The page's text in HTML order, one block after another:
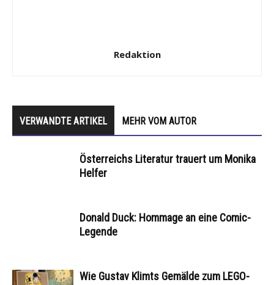
Redaktion
VERWANDTE ARTIKEL MEHR VOM AUTOR
Österreichs Literatur trauert um Monika
Helfer
Donald Duck: Hommage an eine Comic-
Legende
Wie Gustav Klimts Gemälde zum LEGO-